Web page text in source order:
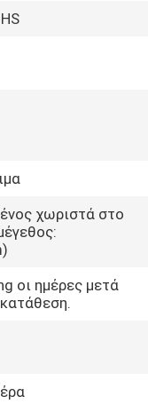
χωριστά στο
οι ημέρες μετά